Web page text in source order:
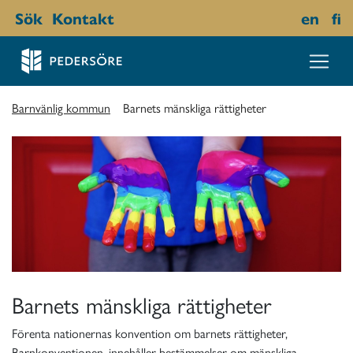
Sök Kontakt en fi
Barnvänlig kommun Barnets mänskliga rättigheter
Barnets mänskliga rättigheter
Förenta nationernas konvention om barnets rättigheter,